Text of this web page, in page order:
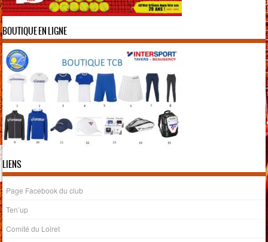
BOUTIQUE EN LIGNE
LIENS
Page Facebook du club
Ten’up
Comité du Loiret